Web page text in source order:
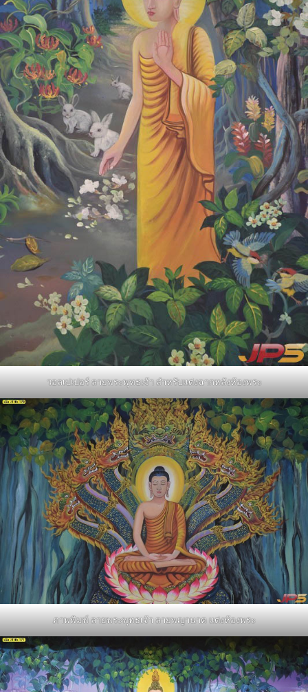
วอลเปเปอร์ ลายพระพุทธเจ้า สำหรับแต่งฉากหลังห้องพระ
ภาพพิมพ์ ลายพระพุทธเจ้า ลายพญานาค แต่งห้องพระ